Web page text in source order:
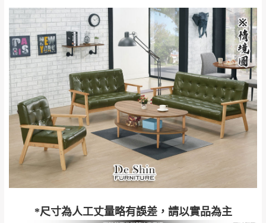
*尺寸為人工丈量略有誤差，請以實品為主
基隆
$ 9,000以下：
NT$500元
＊A108產品另收運費
基隆山區
苗栗
$ 9,000以上：免
運費
$ 9,000以下：
NT$500元
＊A108產品另收運費
卓蘭鎮、三灣、通
霄山區、西湖、泰
安鄉、大湖鄉、頭
屋、獅潭鄉
配送天數：5~14天
到貨時間：指定送貨日當天以電話聯絡確認
快速到貨商品，無法指定特定時間送達，司
機當天到貨前皆會再與您通知，讓你不用整
天在家等貨，以節省您的寶貴時間。
由於百貨公司配送較為不易，故暫無法配送
至百貨公司內部。
發票寄送：
若您選擇三聯式或索取兩聯式發票，發票將於商品
完成出貨15個工作天另行寄出，另外約加上2~7個
工作天內送達，如遇國定假日將順延寄送。
公司客服人員，我們將為您更換新品，運費